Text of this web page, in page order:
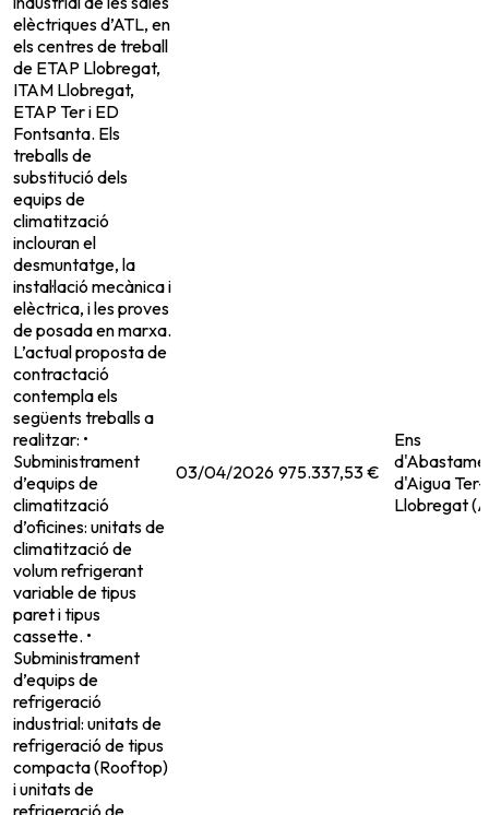
elèctriques d’ATL, en
els centres de treball
de ETAP Llobregat,
ITAM Llobregat,
ETAP Ter i ED
Fontsanta. Els
treballs de
substitució dels
equips de
climatització
inclouran el
desmuntatge, la
instal·lació mecànica i
elèctrica, i les proves
de posada en marxa.
L’actual proposta de
contractació
contempla els
següents treballs a
realitzar: •
Subministrament
d’equips de
climatització
d’oficines: unitats de
climatització de
volum refrigerant
variable de tipus
paret i tipus
cassette. •
Subministrament
d’equips de
refrigeració
industrial: unitats de
refrigeració de tipus
compacta (Rooftop)
i unitats de
refrigeració de
03/04/2026 975.337,53 €
Ens
d'Aigua Ter-
Llobregat